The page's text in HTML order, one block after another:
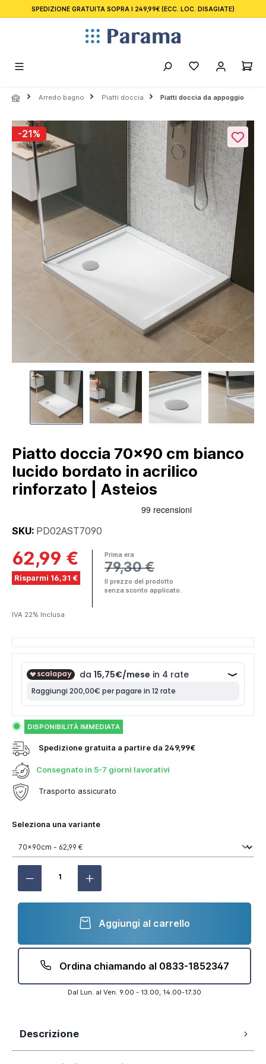
principale
SPEDIZIONE GRATUITA SOPRA I 249,99€ (ECC. LOC. DISAGIATE)
Arredo bagno Piatti doccia Piatti doccia da appoggio
Salta la galleria di immagini
-21%
Piatto doccia 70x90 cm bianco
lucido bordato in acrilico
rinforzato | Asteios
SKU: PD02AST7090
62,99 €
Risparmi 16,31 €
Prima era
79,30 €
Il prezzo del prodotto
senza sconto applicato.
IVA 22% Inclusa
DISPONIBILITÀ IMMEDIATA
Spedizione gratuita a partire da 249,99€
Consegnato in 5-7 giorni lavorativi
Trasporto assicurato
Seleziona una variante
Aggiungi al carrello
Ordina chiamando al 0833-1852347
Dal Lun. al Ven. 9.00 - 13.00, 14.00-17.30
Descrizione